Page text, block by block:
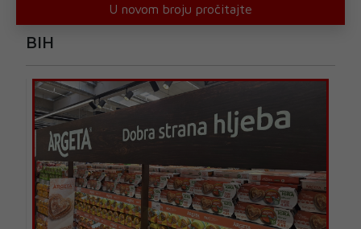
U novom broju pročitajte
BIH